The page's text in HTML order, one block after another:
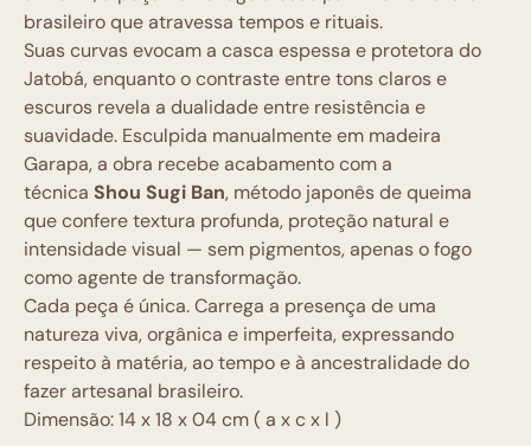
brasileiro que atravessa tempos e rituais.
Suas curvas evocam a casca espessa e protetora do
Jatobá, enquanto o contraste entre tons claros e
escuros revela a dualidade entre resistência e
suavidade. Esculpida manualmente em madeira
Garapa, a obra recebe acabamento com a
técnica Shou Sugi Ban, método japonês de queima
que confere textura profunda, proteção natural e
intensidade visual — sem pigmentos, apenas o fogo
como agente de transformação.
Cada peça é única. Carrega a presença de uma
natureza viva, orgânica e imperfeita, expressando
respeito à matéria, ao tempo e à ancestralidade do
fazer artesanal brasileiro.
Dimensão: 14 x 18 x 04 cm ( a x c x l )